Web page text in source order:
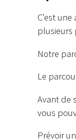
C’est
plusieurs
Notre
Le
Avant de
vous
Prévoir